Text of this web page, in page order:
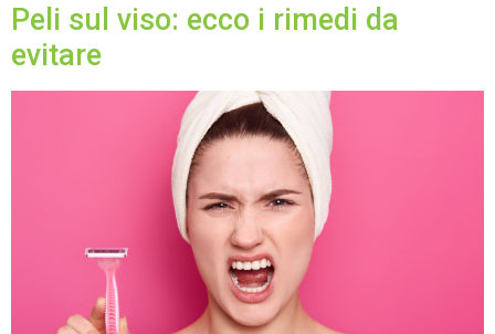
Peli sul viso: ecco i rimedi da
evitare